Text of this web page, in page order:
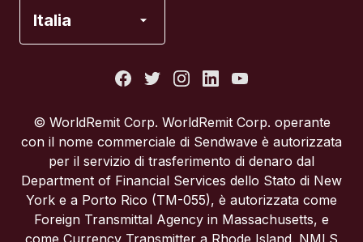
Italia
Regno Unito
Spagna
© WorldRemit Corp. WorldRemit Corp. operante
con il nome commerciale di Sendwave è autorizzata
per il servizio di trasferimento di denaro dal
Department of Financial Services dello Stato di New
York e a Porto Rico (TM-055), è autorizzata come
Foreign Transmittal Agency in Massachusetts, e